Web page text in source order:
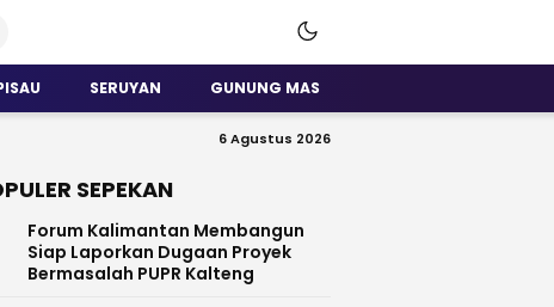
SERUYAN GUNUNG MAS
6 Agustus 2026
SEPEKAN
Forum Kalimantan Membangun
Siap Laporkan Dugaan Proyek
Bermasalah PUPR Kalteng